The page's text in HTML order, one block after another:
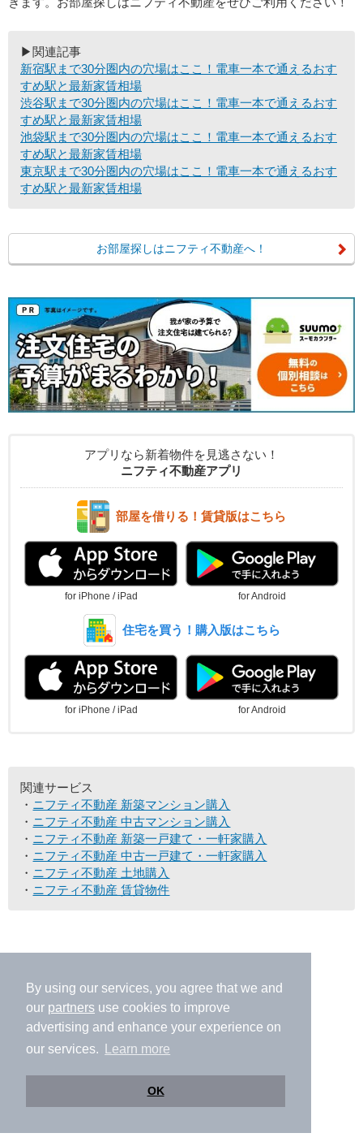
By using our services, you agree that we and
our partners use cookies to improve
advertising and enhance your experience on
our services.
Learn more
OK
▶関連記事
新宿駅まで30分圏内の穴場はここ！電車一本で通えるおす
すめ駅と最新家賃相場
渋谷駅まで30分圏内の穴場はここ！電車一本で通えるおす
すめ駅と最新家賃相場
池袋駅まで30分圏内の穴場はここ！電車一本で通えるおす
すめ駅と最新家賃相場
東京駅まで30分圏内の穴場はここ！電車一本で通えるおす
すめ駅と最新家賃相場
お部屋探しはニフティ不動産へ！
アプリなら新着物件を見逃さない！
ニフティ不動産アプリ
部屋を借りる！賃貸版はこちら
for iPhone / iPad for Android
住宅を買う！購入版はこちら
for iPhone / iPad for Android
関連サービス
ニフティ不動産 新築マンション購入
ニフティ不動産 中古マンション購入
ニフティ不動産 新築一戸建て・一軒家購入
ニフティ不動産 中古一戸建て・一軒家購入
ニフティ不動産 土地購入
ニフティ不動産 賃貸物件